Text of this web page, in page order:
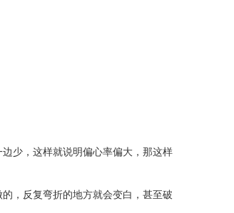
少，这样就说明偏心率偏大，那这样
，反复弯折的地方就会变白，甚至破